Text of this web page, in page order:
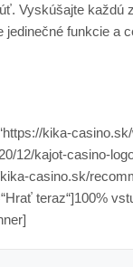
Vyskúšajte každú
jedinečné funkcie a
kika-
12/kajot-casino-
casino.sk/
teraz“]100%